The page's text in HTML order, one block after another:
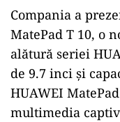
Compania a
MatePad T 10, o
alătură seriei
de 9.7 inci și
HUAWEI
multimedia